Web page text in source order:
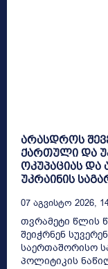
არასდროს
ქართული და
ოკუპაციას და
უკრაინის
07 Აგვისტო 2026,
თვრამეტი წლის
შეიჭრნენ
საერთაშორისო
პოლიტიკის